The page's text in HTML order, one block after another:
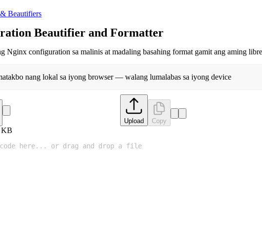
Beautifiers
Beautifier and Formatter
Nginx configuration sa malinis at madaling basahing format gamit ang aming
nang lokal sa iyong browser — walang lumalabas sa iyong device
Upload Copy
KB